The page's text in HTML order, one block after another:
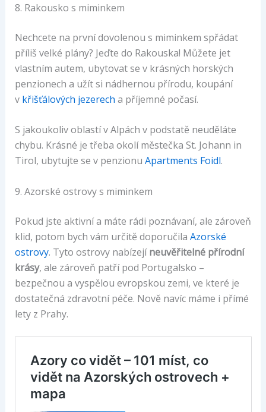
8. Rakousko s miminkem
Nechcete na první dovolenou s miminkem spřádat
příliš velké plány? Jeďte do Rakouska! Můžete jet
vlastním autem, ubytovat se v krásných horských
penzionech a užít si nádhernou přírodu, koupání
v křišťálových jezerech a příjemné počasí.
S jakoukoliv oblastí v Alpách v podstatě neuděláte
chybu. Krásné je třeba okolí městečka St. Johann in
Tirol, ubytujte se v penzionu Apartments Foidl.
9. Azorské ostrovy s miminkem
Pokud jste aktivní a máte rádi poznávaní, ale zároveň
klid, potom bych vám určitě doporučila Azorské
ostrovy. Tyto ostrovy nabízejíneuvěřitelné přírodní
krásy, ale zároveň patří pod Portugalsko –
bezpečnou a vyspělou evropskou zemi, ve které je
dostatečná zdravotní péče. Nově navíc máme i přímé
lety z Prahy.